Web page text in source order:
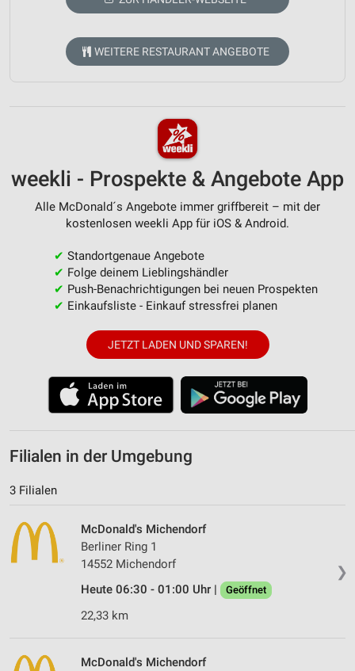
WEITERE RESTAURANT ANGEBOTE
weekli - Prospekte & Angebote App
Alle McDonald´s Angebote immer griffbereit – mit der
kostenlosen weekli App für iOS & Android.
✔ Standortgenaue Angebote
✔ Folge deinem Lieblingshändler
✔ Push-Benachrichtigungen bei neuen Prospekten
✔ Einkaufsliste - Einkauf stressfrei planen
JETZT LADEN UND SPAREN!
Filialen in der Umgebung
3 Filialen
❯
McDonald's Michendorf
Berliner Ring 1
14552 Michendorf
Heute 06:30 - 01:00 Uhr |
Geöffnet
22,33 km
McDonald's Michendorf